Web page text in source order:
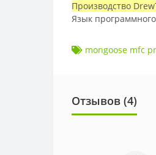
Производство
Язык
mongoose mfc
Отзывов (4)